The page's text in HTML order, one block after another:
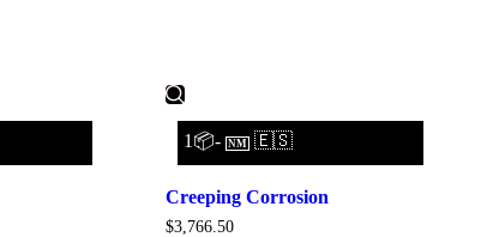
1📦- NM 🇪🇸
Creeping Corrosion
$3,766.50